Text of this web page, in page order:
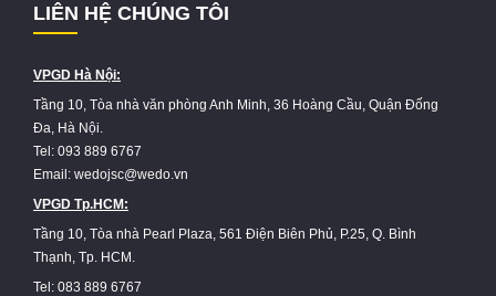
LIÊN HỆ CHÚNG TÔI
VPGD Hà Nội:
Tầng 10, Tòa nhà văn phòng Anh Minh, 36 Hoàng Cầu, Quận Đống
Đa, Hà Nội.
Tel: 093 889 6767
Email: wedojsc@wedo.vn
VPGD Tp.HCM:
Tầng 10, Tòa nhà Pearl Plaza, 561 Điện Biên Phủ, P.25, Q. Bình
Thạnh, Tp. HCM.
Tel: 083 889 6767